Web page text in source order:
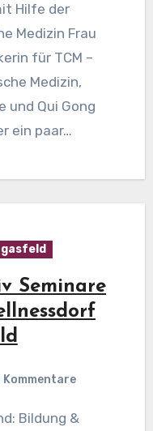
Medizin Frau
für TCM –
Medizin,
und Qui Gong
ein paar…
Seminare
Kommentare